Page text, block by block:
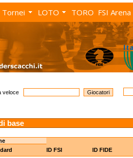
Tornei LOTO TORO FSI Arena
veloce
base
ID FSI ID FIDE